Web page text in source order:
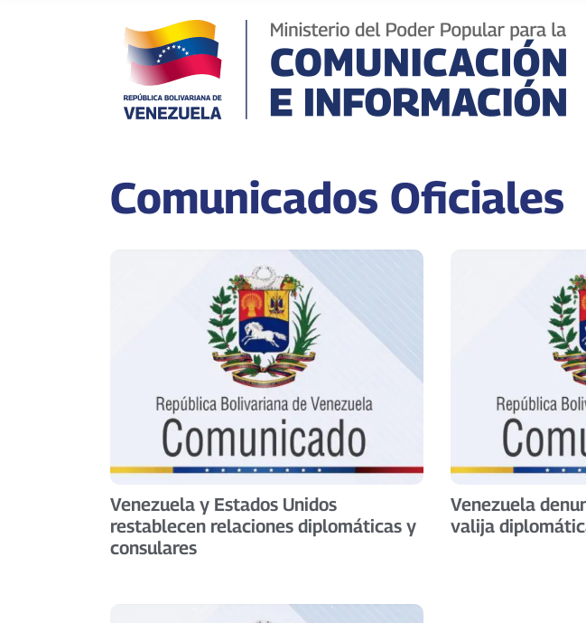
Comunicados Oficiales
Venezuela y Estados Unidos
restablecen relaciones diplomáticas y
consulares
Venezuela
valija